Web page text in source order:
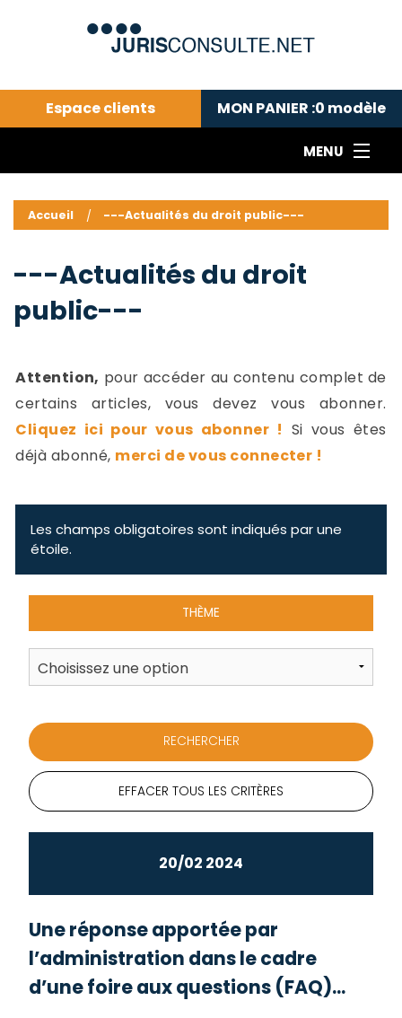
Espace clients MON PANIER :0 modèle
MENU
---Actualités du droit public---
Droit pénal---
Droit privé ---
Abonnement aux actualités
Accueil ---Actualités du droit public---
---Actualités du droit
public---
Attention, pour accéder au contenu complet de
certains articles, vous devez vous abonner.
Cliquez ici pour vous abonner ! Si vous êtes
déjà abonné, merci de vous connecter !
Les champs obligatoires sont indiqués par une
étoile.
THÈME
EFFACER TOUS LES CRITÈRES
20/02 2024
Une réponse apportée par
l’administration dans le cadre
d’une foire aux questions (FAQ)...